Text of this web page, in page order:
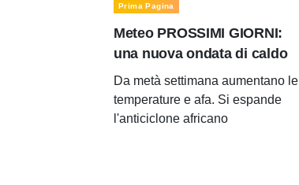
Prima Pagina
Meteo PROSSIMI GIORNI:
una nuova ondata di caldo
Da metà settimana aumentano le
temperature e afa. Si espande
l'anticiclone africano